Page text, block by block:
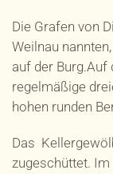
Die Grafen von
Weilnau
auf der Burg.Auf
regelmäßige
hohen runden
Das
zugeschüttet.